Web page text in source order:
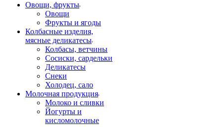
Овощи, фрукты
Овощи
Фрукты и ягоды
Колбасные изделия,
мясные деликатесы
Колбасы, ветчины
Сосиски, сардельки
Деликатесы
Снеки
Холодец, сало
Молочная продукция
Молоко и сливки
Йогурты и
кисломолочные